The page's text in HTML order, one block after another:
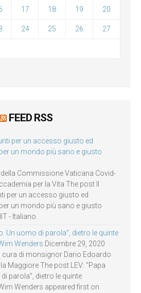
17 18 19 20
24 25 26 27
FEED RSS
per un accesso giusto ed
un mondo più sano e giusto
Commissione Vaticana Covid-
per la Vita The post Il
per un accesso giusto ed
un mondo più sano e giusto
- Italiano.
Un uomo di parola”, dietro le quinte
Wenders Dicembre 29, 2020
di monsignor Dario Edoardo
Maggiore The post LEV: “Papa
parola”, dietro le quinte
Wenders appeared first on